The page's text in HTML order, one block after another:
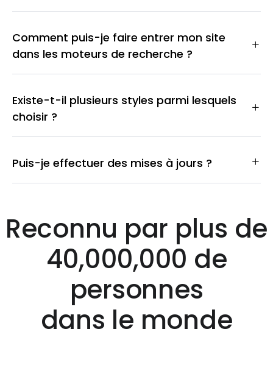
Comment puis-je faire entrer mon site
dans les moteurs de recherche ?
Existe-t-il plusieurs styles parmi lesquels
choisir ?
Puis-je effectuer des mises à jours ?
Reconnu par plus de
40,000,000 de
personnes
dans le monde